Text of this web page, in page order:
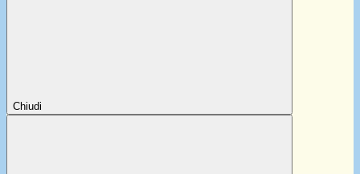
Chiudi